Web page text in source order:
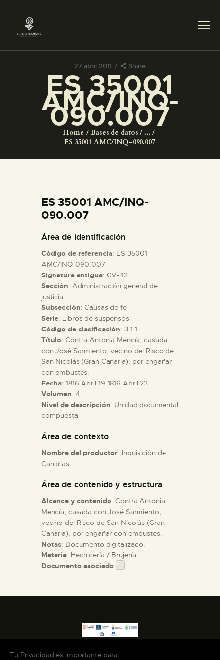
27 abril 2011 Share
ES 35001
AMC/INQ-
090.007
Home Bases de datos
...
ES 35001 AMC/INQ-090.007
PREPARAR LA VISITA
ACTIVIDADES
COLECCIONES
ESPAÑOL
PREPARAR LA VISITA
ACTIVIDADES
█
EL MUSEO
COLECCIONES
DIDÁCTICA
ESPAÑOL
ES 35001 AMC/INQ-
090.007
Área de identificación
Código de referencia: ES 35001
AMC/INQ-090.007
Signatura antigua: CV-42
Sección: Administración general de
justicia
Subsección: Causas de fe
Serie: Libros de suspensos
Código de clasificación: 3.1.1
Título: Contra Antonia Mencía, casada
con José Sarmiento, vecino del Risco de
San Nicolás (Gran Canaria), por engañar
con embustes.
Fecha: 1816.Abril.19-1816.Abril.23
Volumen: 4
Nivel de descripción: Unidad documental
compuesta
Área de contexto
Nombre del productor: Inquisición de
Canarias
Área de contenido y estructura
Alcance y contenido: Contra Antonia
Mencía, casada con José Sarmiento,
vecino del Risco de San Nicolás (Gran
Canaria), por engañar con embustes.
Notas: Documento digitalizado.
Materia: Hechicería / Brujería
Documento asociado
Tu Privacidad es importante para